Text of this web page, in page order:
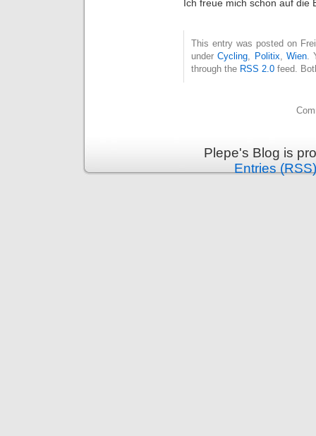
Ich freue mich schon auf die
This entry was posted on
underCycling Politix ,Wien
through the RSS 2.0 feed.
Plepe's Blog is
Entries (RSS)